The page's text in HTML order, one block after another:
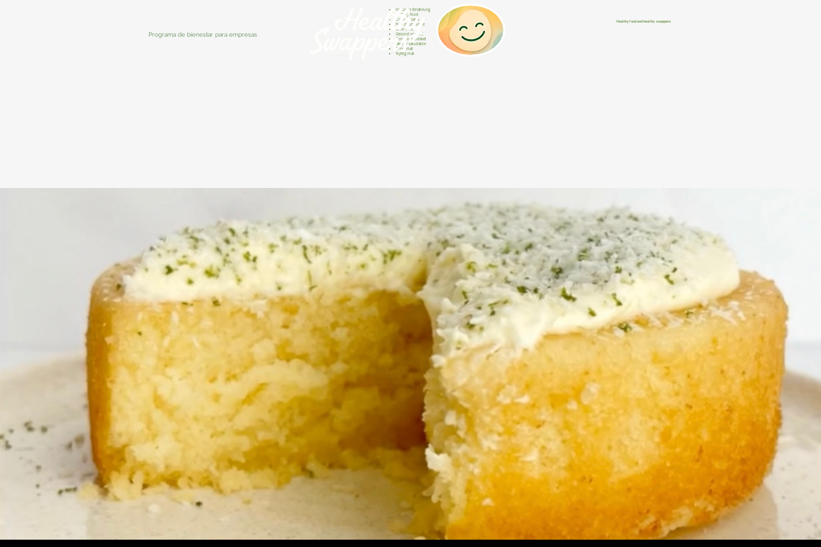
Programa de bienestar para empresas
Gesunde Ernährung
Healthy food
Comida sana
Nourriture saine
Cibo sano
Gezond voedsel
Comida saudável
Menjar saludable
Sunn mat
Nyttig mat
Healthy food and healthy swappers